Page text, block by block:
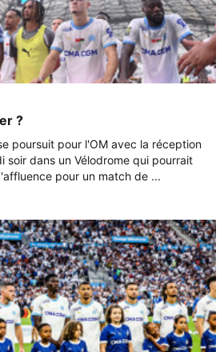
?
poursuit pour l'OM avec la réception
soir dans un Vélodrome qui pourrait
pour un match de ...